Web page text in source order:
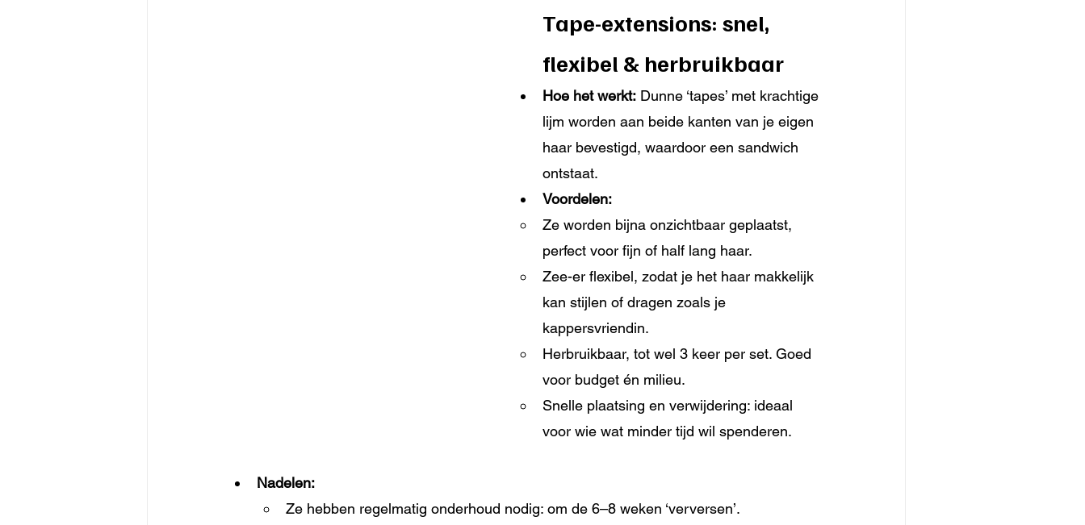
Tape-extensions: snel,
flexibel & herbruikbaar
Hoe het werkt: Dunne ‘tapes’ met krachtige
lijm worden aan beide kanten van je eigen
haar bevestigd, waardoor een sandwich
ontstaat.
Voordelen:
Ze worden bijna onzichtbaar geplaatst,
perfect voor fijn of half lang haar.
Zee-er flexibel, zodat je het haar makkelijk
kan stijlen of dragen zoals je
kappersvriendin.
Herbruikbaar, tot wel 3 keer per set. Goed
voor budget én milieu.
Snelle plaatsing en verwijdering: ideaal
voor wie wat minder tijd wil spenderen.
Nadelen:
Ze hebben regelmatig onderhoud nodig: om de 6–8 weken ‘verversen’.